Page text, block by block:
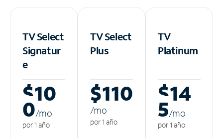
TV Select
Signatur
e
$10
0/mo
por 1 año
TV Select
Plus
$110
/mo
por 1 año
TV
Platinum
$14
5/mo
por 1 año